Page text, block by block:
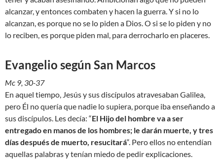
alcanzar, y entonces combaten y hacen la guerra. Y si no lo
alcanzan, es porque no se lo piden a Dios. O si se lo piden y no
lo reciben, es porque piden mal, para derrocharlo en placeres.
Evangelio según San Marcos
Mc 9, 30-37
En aquel tiempo, Jesús y sus discípulos atravesaban Galilea,
pero Él no quería que nadie lo supiera, porque iba enseñando a
sus discípulos. Les decía: “El Hijo del hombre va a ser
entregado en manos de los hombres; le darán muerte, y tres
días después de muerto, resucitará“. Pero ellos no entendían
aquellas palabras y tenían miedo de pedir explicaciones.